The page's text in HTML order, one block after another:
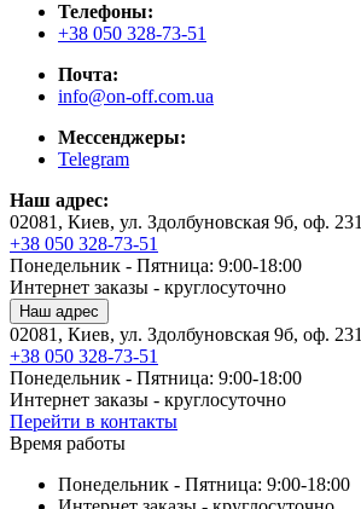
Телефоны:
+38 050 328-73-51
Почта:
info@on-off.com.ua
Мессенджеры:
Telegram
Наш адрес:
02081, Киев, ул. Здолбуновская 9б, оф. 231
+38 050 328-73-51
Понедельник - Пятница: 9:00-18:00
Интернет заказы - круглосуточно
Наш адрес
02081, Киев, ул. Здолбуновская 9б, оф. 231
+38 050 328-73-51
Понедельник - Пятница: 9:00-18:00
Интернет заказы - круглосуточно
Перейти в контакты
Время работы
Понедельник - Пятница: 9:00-18:00